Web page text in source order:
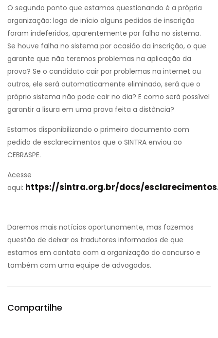
O segundo ponto que estamos questionando é a própria
organização: logo de início alguns pedidos de inscrição
foram indeferidos, aparentemente por falha no sistema.
Se houve falha no sistema por ocasião da inscrição, o que
garante que não teremos problemas na aplicação da
prova? Se o candidato cair por problemas na internet ou
outros, ele será automaticamente eliminado, será que o
próprio sistema não pode cair no dia? E como será possível
garantir a lisura em uma prova feita a distância?
Estamos disponibilizando o primeiro documento com
pedido de esclarecimentos que o SINTRA enviou ao
CEBRASPE.
Acesse
aqui: https://sintra.org.br/docs/
Daremos mais notícias oportunamente, mas fazemos
questão de deixar os tradutores informados de que
estamos em contato com a organização do concurso e
também com uma equipe de advogados.
Compartilhe